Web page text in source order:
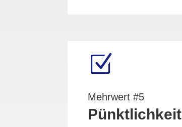
Z
Mehrwert #5
Pünktlichkeit